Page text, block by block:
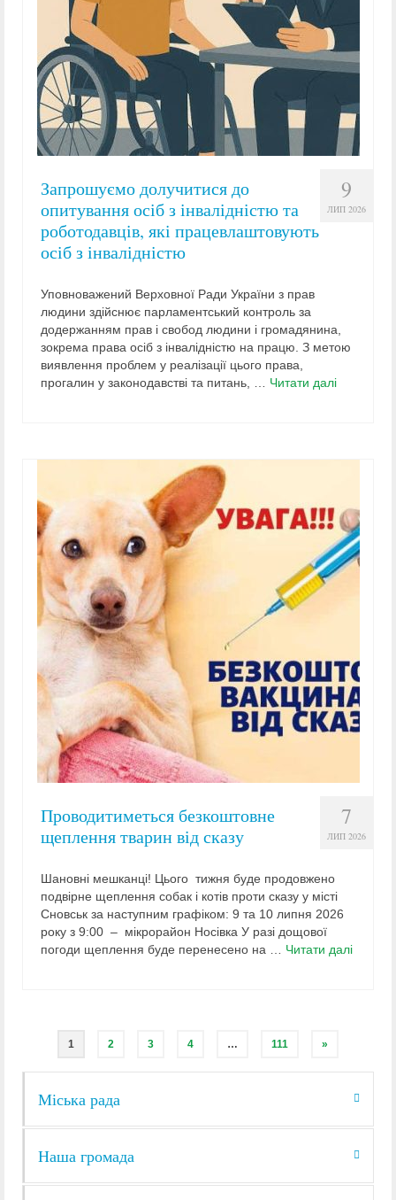
9
ЛИП 2026
Запрошуємо долучитися до
опитування осіб з інвалідністю та
роботодавців, які працевлаштовують
осіб з інвалідністю
Уповноважений Верховної Ради України з прав
людини здійснює парламентський контроль за
додержанням прав і свобод людини і громадянина,
зокрема права осіб з інвалідністю на працю. З метою
виявлення проблем у реалізації цього права,
прогалин у законодавстві та питань, … Читати далі
7
ЛИП 2026
Проводитиметься безкоштовне
щеплення тварин від сказу
Шановні мешканці! Цього тижня буде продовжено
подвірне щеплення собак і котів проти сказу у місті
Сновськ за наступним графіком: 9 та 10 липня 2026
року з 9:00 – мікрорайон Носівка У разі дощової
погоди щеплення буде перенесено на … Читати далі
1 2 3 4 … 111 »
Міська рада
Наша громада